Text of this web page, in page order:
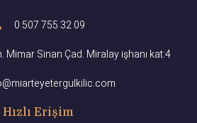
0 507 755 32 09
Mimar Sinan Çad. Miralay işhanı kat:4
Hızlı Erişim